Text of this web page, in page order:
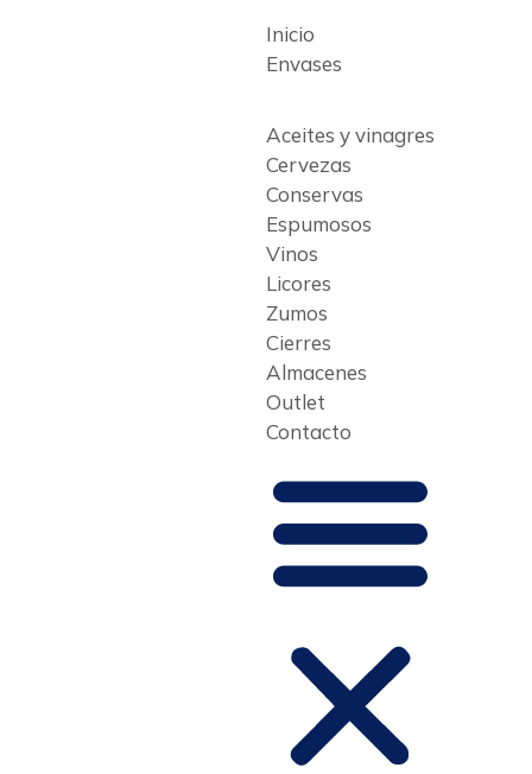
Inicio
Envases
Aceites y vinagres
Cervezas
Conservas
Espumosos
Vinos
Licores
Zumos
Cierres
Almacenes
Outlet
Contacto